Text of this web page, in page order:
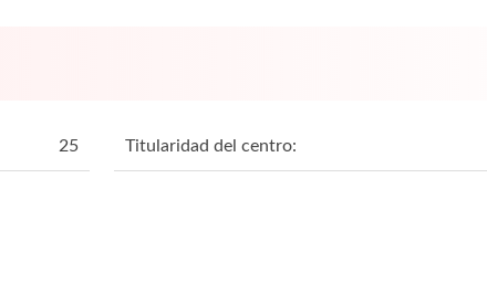
25 Titularidad del centro: